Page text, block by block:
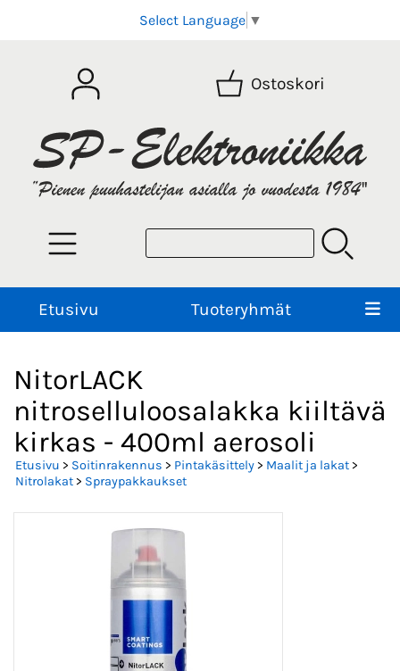
Select Language ▼
Ostoskori
Etusivu Tuoteryhmät
NitorLACK
nitroselluloosalakka kiiltävä
kirkas - 400ml aerosoli
Etusivu > Soitinrakennus > Pintakäsittely> Maalit ja lakat>
Nitrolakat> Spraypakkaukset